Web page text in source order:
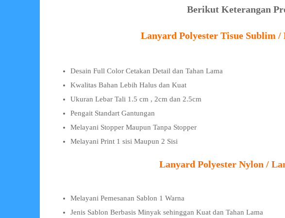
Berikut Keterangan
Lanyard Polyester Tisue Sublim
Desain Full Color Cetakan Detail dan Tahan Lama
Kwalitas Bahan Lebih Halus dan Kuat
Ukuran Lebar Tali 1.5 cm , 2cm dan 2.5cm
Pengait Standart Gantungan
Melayani Stopper Maupun Tanpa Stopper
Melayani Print 1 sisi Maupun 2 Sisi
Lanyard Polyester Nylon /
Melayani Pemesanan Sablon 1 Warna
Jenis Sablon Berbasis Minyak sehinggan Kuat dan Tahan Lama